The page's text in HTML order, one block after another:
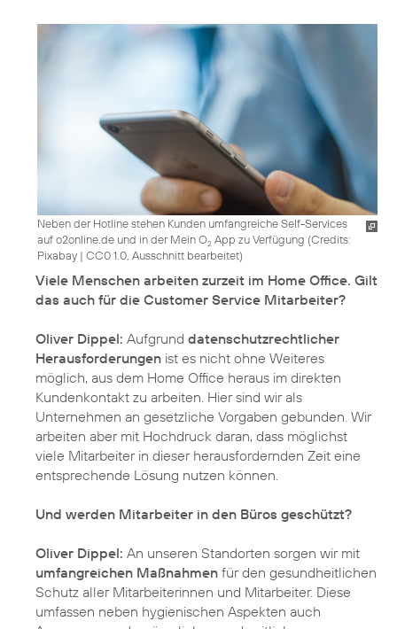
Neben der Hotline stehen Kunden umfangreiche Self-Services
auf o2online.de und in der Mein O2 App zu Verfügung (Credits:
Pixabay | CC0 1.0, Ausschnitt bearbeitet)
Viele Menschen arbeiten zurzeit im Home Office. Gilt
das auch für die Customer Service Mitarbeiter?
Oliver Dippel: Aufgrund datenschutzrechtlicher
Herausforderungen ist es nicht ohne Weiteres
möglich, aus dem Home Office heraus im direkten
Kundenkontakt zu arbeiten. Hier sind wir als
Unternehmen an gesetzliche Vorgaben gebunden. Wir
arbeiten aber mit Hochdruck daran, dass möglichst
viele Mitarbeiter in dieser herausfordernden Zeit eine
entsprechende Lösung nutzen können.
Und werden Mitarbeiter in den Büros geschützt?
Oliver Dippel: An unseren Standorten sorgen wir mit
umfangreichen Maßnahmen für den gesundheitlichen
Schutz aller Mitarbeiterinnen und Mitarbeiter. Diese
umfassen neben hygienischen Aspekten auch